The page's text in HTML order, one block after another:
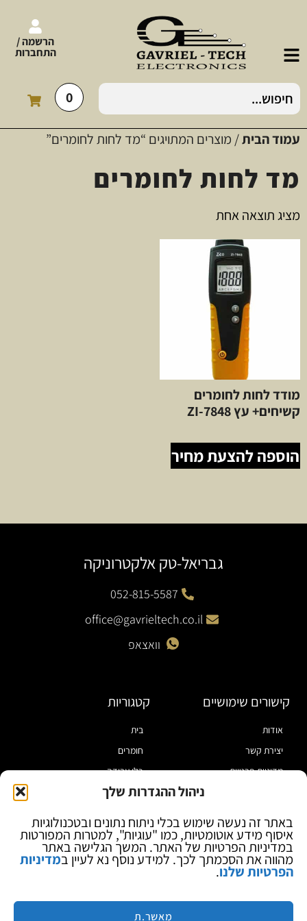
ניהול ההגדרות שלך
באתר זה נעשה שימוש בכלי ניתוח נתונים ובטכנולוגיות
איסוף מידע אוטומטיות, כמו "עוגיות", למטרות המפורטות
במדיניות הפרטיות של האתר. המשך הגלישה באתר
מהווה את הסכמתך לכך. למידע נוסף נא לעיין במדיניות
הפרטיות שלנו.
מאשר.ת
הרשמה /
התחברות
0
עמוד הבית/ מוצרים המתויגים “מד לחות לחומרים”
מד לחות לחומרים
מציג תוצאה אחת
מודד לחות לחומרים
קשיחים+ עץ ZI-7848
הוספה להצעת מחיר
גבריאל-טק אלקטרוניקה
052-815-5587
office@gavrieltech.co.il
וואצאפ
קישורים שימושיים
אודות
יצירת קשר
מדיניות פרטיות
בלוג
קטגוריות
בית
חומרים
כלי עבודה
מוצרי הלחמה
ספקי כח ומודדים
ציוד אופטי להגדלה
מותגים